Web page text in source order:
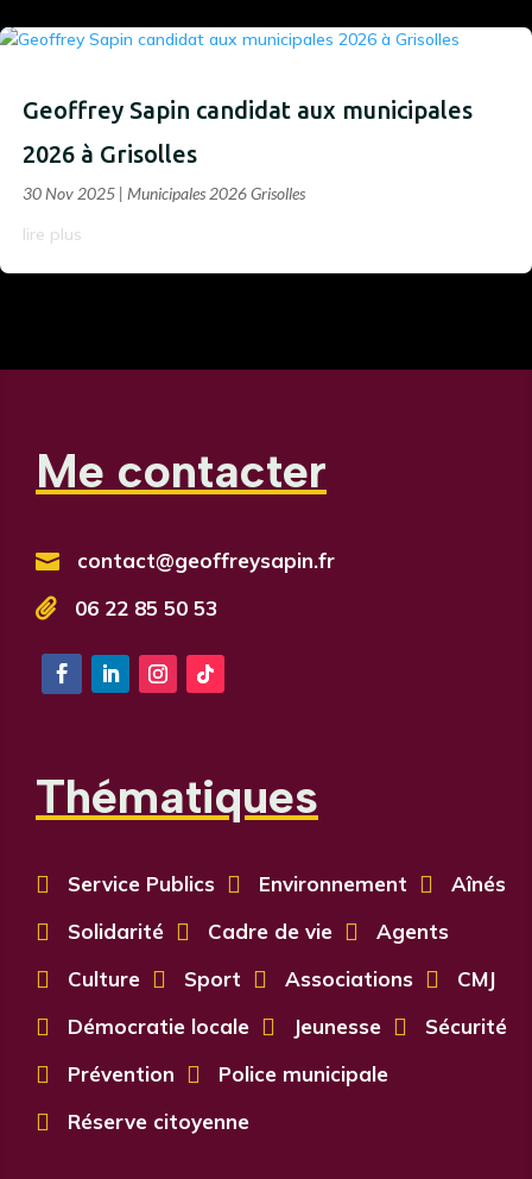
Geoffrey Sapin candidat aux municipales
2026 à Grisolles
30 Nov 2025 | Municipales 2026 Grisolles
lire plus
Me contacter

contact@geoffreysapin.fr

06 22 85 50 53
Thématiques
 Service Publics  Environnement 
Aînés

Solidarité  Cadre de vie 
Agents

Culture  Sport  Associations 
CMJ

Démocratie locale  Jeunesse 
Sécurité

Prévention 
Police municipale

Réserve citoyenne